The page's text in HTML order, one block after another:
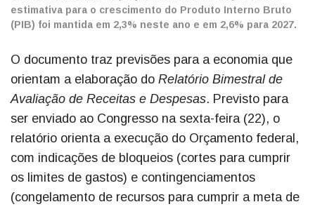
estimativa para o crescimento do Produto Interno Bruto
(PIB) foi mantida em 2,3% neste ano e em 2,6% para 2027.
O documento traz previsões para a economia que
orientam a elaboração do Relatório Bimestral de
Avaliação de Receitas e Despesas. Previsto para
ser enviado ao Congresso na sexta-feira (22), o
relatório orienta a execução do Orçamento federal,
com indicações de bloqueios (cortes para cumprir
os limites de gastos) e contingenciamentos
(congelamento de recursos para cumprir a meta de